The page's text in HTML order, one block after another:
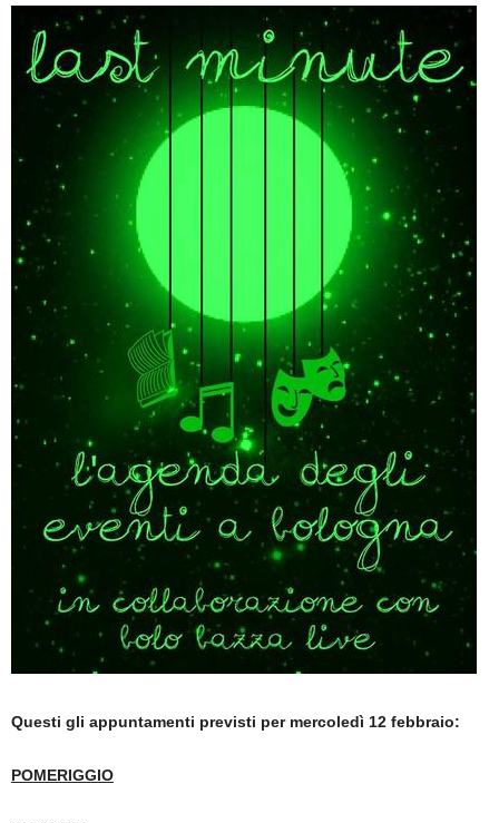
Questi gli appuntamenti previsti per mercoledì 12 febbraio:
POMERIGGIO